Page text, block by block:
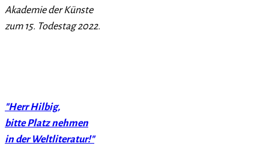
Akademie der Künste
zum 15. Todestag 2022.
"Herr Hilbig,
bitte Platz nehmen
in der Weltliteratur!"